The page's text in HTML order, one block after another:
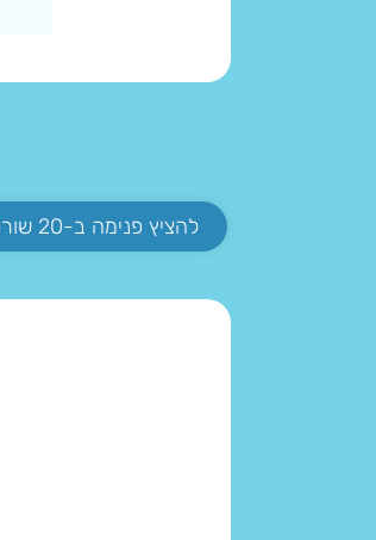
להציץ פנימה ב-20 שורות, סודות הגרפולוגיה